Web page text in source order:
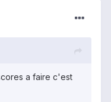
a faire c'est